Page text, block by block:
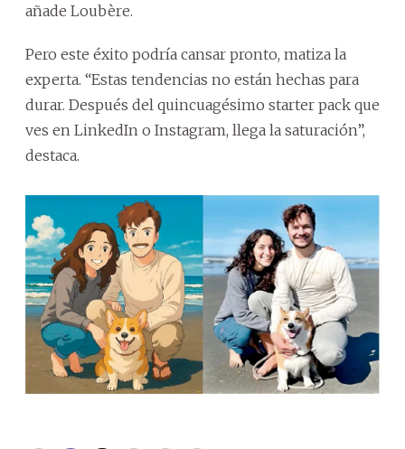
añade Loubère.
Pero este éxito podría cansar pronto, matiza la
experta. “Estas tendencias no están hechas para
durar. Después del quincuagésimo starter pack que
ves en LinkedIn o Instagram, llega la saturación”,
destaca.